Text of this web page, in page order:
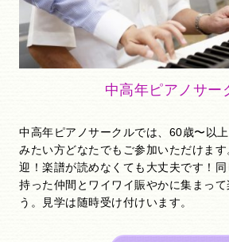
中高年ピアノサー
中高年ピアノサークルでは、60歳〜以
みたい方どなたでもご参加いただけま
迎！楽譜が読めなくても大丈夫です！
持った仲間とワイワイ賑やかに集まっ
う。見学は随時受け付けいます。